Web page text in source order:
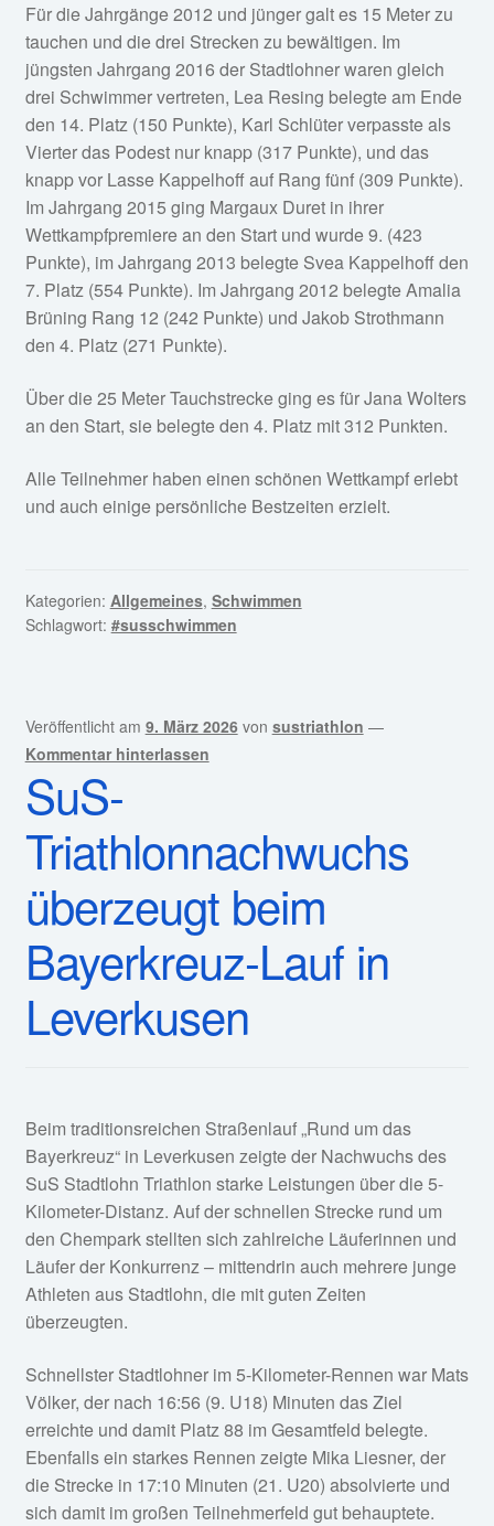
Für die Jahrgänge 2012 und jünger galt es 15 Meter zu
tauchen und die drei Strecken zu bewältigen. Im
jüngsten Jahrgang 2016 der Stadtlohner waren gleich
drei Schwimmer vertreten, Lea Resing belegte am Ende
den 14. Platz (150 Punkte), Karl Schlüter verpasste als
Vierter das Podest nur knapp (317 Punkte), und das
knapp vor Lasse Kappelhoff auf Rang fünf (309 Punkte).
Im Jahrgang 2015 ging Margaux Duret in ihrer
Wettkampfpremiere an den Start und wurde 9. (423
Punkte), im Jahrgang 2013 belegte Svea Kappelhoff den
7. Platz (554 Punkte). Im Jahrgang 2012 belegte Amalia
Brüning Rang 12 (242 Punkte) und Jakob Strothmann
den 4. Platz (271 Punkte).
Über die 25 Meter Tauchstrecke ging es für Jana Wolters
an den Start, sie belegte den 4. Platz mit 312 Punkten.
Alle Teilnehmer haben einen schönen Wettkampf erlebt
und auch einige persönliche Bestzeiten erzielt.
Kategorien: Allgemeines, Schwimmen
Schlagwort: #susschwimmen
Veröffentlicht am 9. März 2026 von sustriathlon —
Kommentar hinterlassen
SuS-
Triathlonnachwuchs
überzeugt beim
Bayerkreuz-Lauf in
Leverkusen
Beim traditionsreichen Straßenlauf „Rund um das
Bayerkreuz“ in Leverkusen zeigte der Nachwuchs des
SuS Stadtlohn Triathlon starke Leistungen über die 5-
Kilometer-Distanz. Auf der schnellen Strecke rund um
den Chempark stellten sich zahlreiche Läuferinnen und
Läufer der Konkurrenz – mittendrin auch mehrere junge
Athleten aus Stadtlohn, die mit guten Zeiten
überzeugten.
Schnellster Stadtlohner im 5-Kilometer-Rennen war Mats
Völker, der nach 16:56 (9. U18) Minuten das Ziel
erreichte und damit Platz 88 im Gesamtfeld belegte.
Ebenfalls ein starkes Rennen zeigte Mika Liesner, der
die Strecke in 17:10 Minuten (21. U20) absolvierte und
sich damit im großen Teilnehmerfeld gut behauptete.